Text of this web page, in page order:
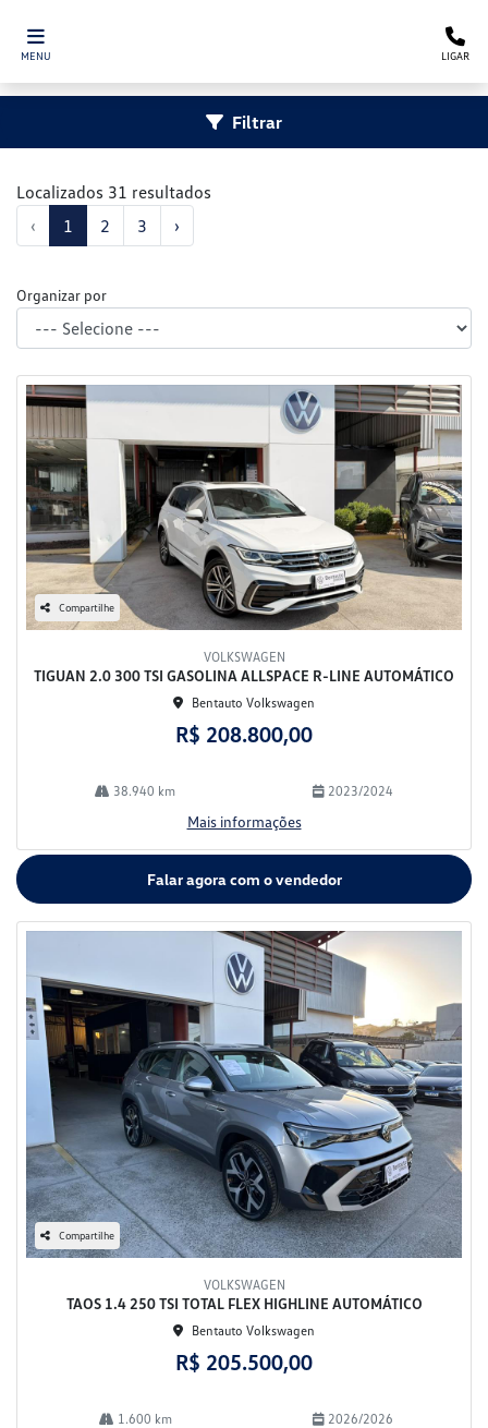
MENU LIGAR
Localizados 31 resultados
‹
1 2 3 ›
Filtrar
Organizar por
Compartilhe
VOLKSWAGEN
TIGUAN 2.0 300 TSI GASOLINA ALLSPACE R-LINE AUTOMÁTICO
Bentauto Volkswagen
R$ 208.800,00
38.940 km 2023/2024
Mais informações
Falar agora com o vendedor
Compartilhe
VOLKSWAGEN
TAOS 1.4 250 TSI TOTAL FLEX HIGHLINE AUTOMÁTICO
Bentauto Volkswagen
R$ 205.500,00
1.600 km 2026/2026